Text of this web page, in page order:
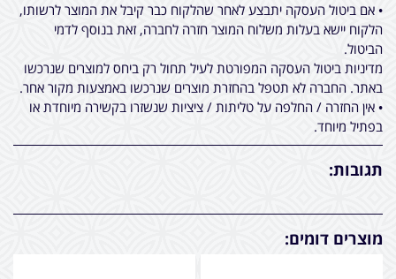
• אם ביטול העסקה יתבצע לאחר שהלקוח כבר קיבל את המוצר לרשותו,
הלקוח יישא בעלות משלוח המוצר חזרה לחברה, זאת בנוסף לדמי
הביטול.
מדיניות ביטול העסקה המפורטת לעיל תחול רק ביחס למוצרים שנרכשו
באתר. החברה לא תטפל בהחזרת מוצרים שנרכשו באמצעות מקור אחר.
• אין החזרה / החלפה על טליתות / ציציות שנשזרו בקשירה מיוחדת או
בפתיל מיוחד.
תגובות:
מוצרים דומים: